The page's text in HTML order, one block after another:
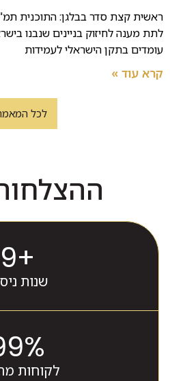
עומדים בתקן הישראלי לעמידות
קרא עוד »
לכל
+
10
שנות
%
לקוחות